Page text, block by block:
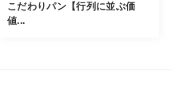
こだわりパン【行列に並ぶ価
値...